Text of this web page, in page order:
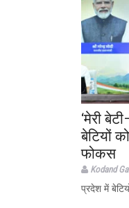
‘मेरी
बेटियों
फोकस
Kodand
प्रदेश में